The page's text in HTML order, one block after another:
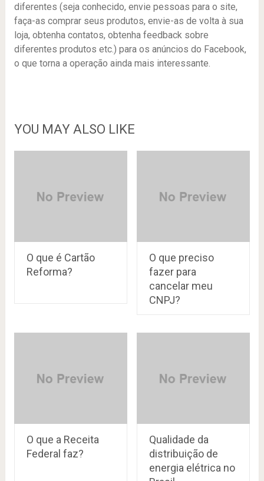
diferentes (seja conhecido, envie pessoas para o site,
faça-as comprar seus produtos, envie-as de volta à sua
loja, obtenha contatos, obtenha feedback sobre
diferentes produtos etc.) para os anúncios do Facebook,
o que torna a operação ainda mais interessante.
YOU MAY ALSO LIKE
O que é Cartão
Reforma?
O que preciso
fazer para
cancelar meu
CNPJ?
O que a Receita
Federal faz?
Qualidade da
distribuição de
energia elétrica no